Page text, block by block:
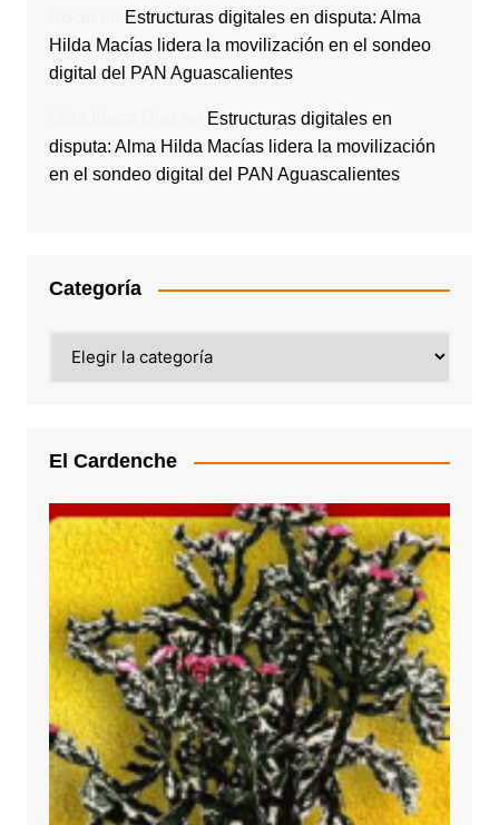
Estructuras digitales en disputa: Alma
Hilda Macías lidera la movilización en el sondeo
digital del PAN Aguascalientes
Estructuras digitales en
disputa: Alma Hilda Macías lidera la movilización
en el sondeo digital del PAN Aguascalientes
Categoría
El Cardenche